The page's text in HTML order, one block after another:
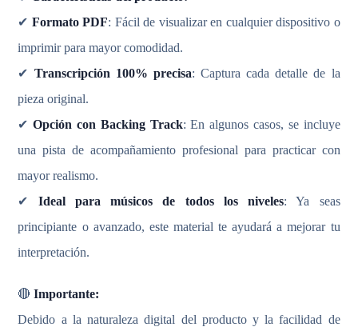
✔ Formato PDF: Fácil de visualizar en cualquier dispositivo o
imprimir para mayor comodidad.
✔ Transcripción 100% precisa: Captura cada detalle de la
pieza original.
✔Opción con Backing Track: En algunos casos, se incluye
una pista de acompañamiento profesional para practicar con
mayor realismo.
✔ Ideal para músicos de todos los niveles: Ya seas
principiante o avanzado, este material te ayudará a mejorar tu
interpretación.
🔴Importante:
Debido a la naturaleza digital del producto y la facilidad de